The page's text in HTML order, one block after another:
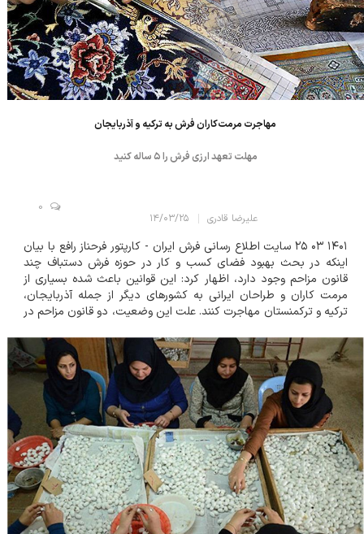
مهاجرت مرمت‌کاران فرش به ترکیه و آذربایجان
مهلت تعهد ارزی فرش را ۵ ساله کنید
علیرضا قادری ۱۴/۰۳/۲۵
0
۱۴۰۱ ۰۳ ۲۵ سایت اطلاع رسانی فرش ایران - کارپتور فرحناز رافع با بیان
اینکه در بحث بهبود فضای کسب و کار در حوزه فرش دستباف چند
قانون مزاحم وجود دارد، اظهار کرد: این قوانین باعث شده بسیاری از
مرمت کاران و طراحان ایرانی به کشورهای دیگر از جمله آذربایجان،
ترکیه و ترکمنستان مهاجرت کنند. علت این وضعیت، دو قانون مزاحم در
فروشندگان فرش خود را...